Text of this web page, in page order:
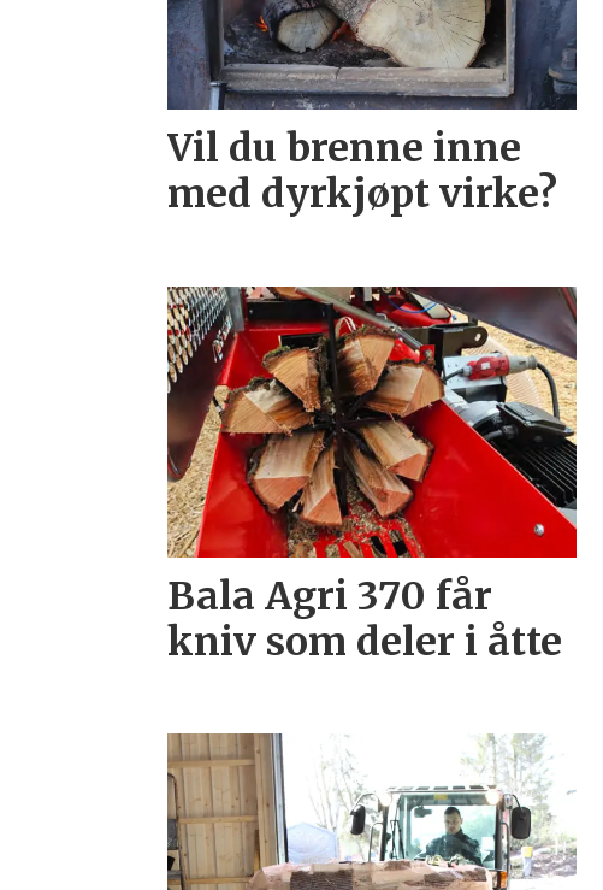
Vil du brenne inne
med dyrkjøpt virke?
Bala Agri 370 får
kniv som deler i åtte